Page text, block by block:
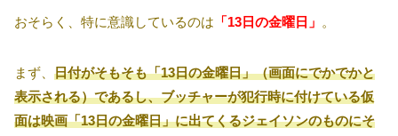
おそらく、特に意識しているのは 「13日の金曜日」 。
まず、 日付がそもそも「13日の金曜日」（画面にでかでかと
表示される）であるし、ブッチャーが犯行時に付けている仮
面は映画「13日の金曜日」に出てくるジェイソンのものにそ